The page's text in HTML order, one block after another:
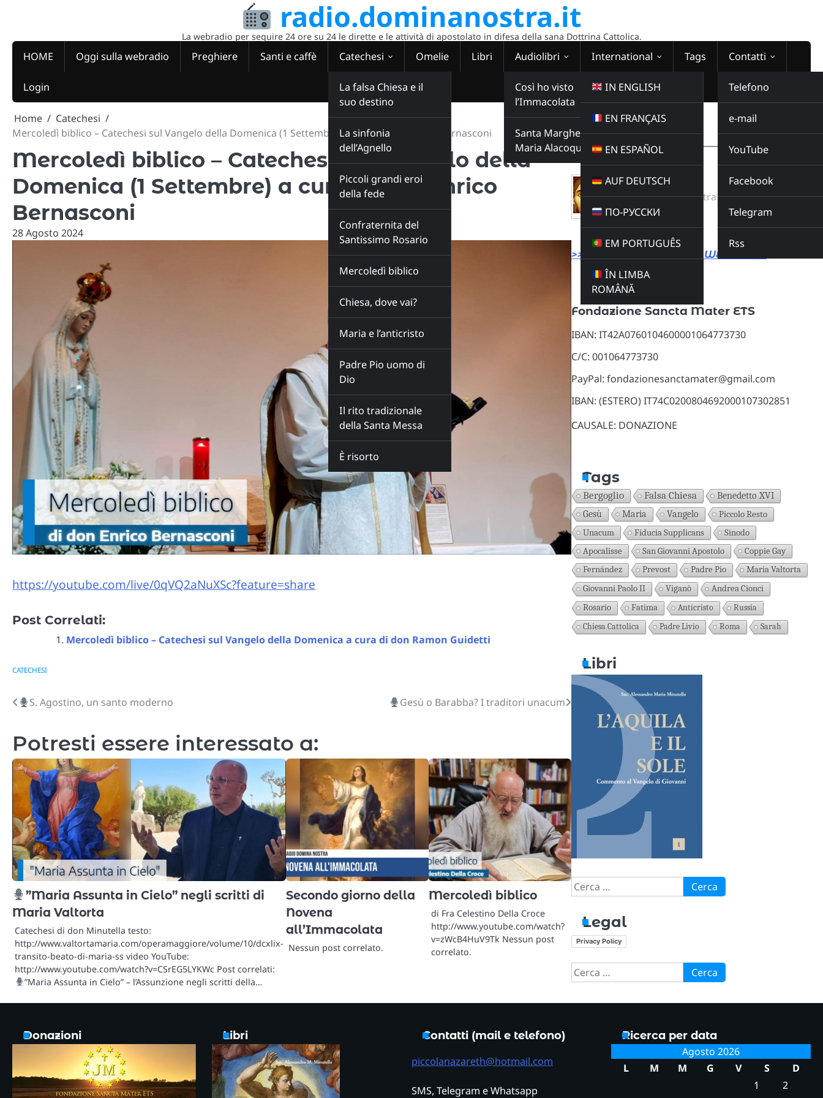
radio.dominanostra.it
La webradio per seguire 24 ore su 24 le dirette e le attività di apostolato in difesa della sana Dottrina Cattolica.
HOME Oggi sulla webradio Preghiere Santi e caffè Catechesi
La falsa Chiesa e il
suo destino
La sinfonia
dell’Agnello
Piccoli grandi eroi
della fede
Confraternita del
Santissimo Rosario
Mercoledì biblico
Chiesa, dove vai?
Maria e l’anticristo
Padre Pio uomo di
Dio
Il rito tradizionale
della Santa Messa
È risorto
Omelie Libri Audiolibri
Così ho visto
l’Immacolata
Santa Margherita
Maria Alacoque
International
IN ENGLISH
EN FRANÇAIS
EN ESPAÑOL
AUF DEUTSCH
ПО-РУССКИ
EM PORTUGUÊS
ÎN LIMBA
ROMÂNĂ
Tags Contatti
Telefono
e-mail
YouTube
Facebook
Telegram
Rss
Login
Home
Catechesi
Mercoledì biblico – Catechesi sul Vangelo della Domenica (1 Settembre) a cura di don Enrico Bernasconi
Mercoledì biblico – Catechesi sul Vangelo della
Domenica (1 Settembre) a cura di don Enrico
Bernasconi
28 Agosto 2024
https://youtube.com/live/0qVQ2aNuXSc?feature=share
Post Correlati:
Mercoledì biblico – Catechesi sul Vangelo della Domenica a cura di don Ramon Guidetti
CATECHESI
Navigazione
S. Agostino, un santo moderno Gesù o Barabba? I traditori unacum
Potresti essere interessato a:
”Maria Assunta in Cielo” negli scritti di
Maria Valtorta
Catechesi di don Minutella testo:
http://www.valtortamaria.com/operamaggiore/volume/10/dcxlix-
transito-beato-di-maria-ss video YouTube:
http://www.youtube.com/watch?v=CSrEG5LYKWc Post correlati:
”Maria Assunta in Cielo” – l’Assunzione negli scritti della…
Secondo giorno della
Novena
all’Immacolata
Nessun post correlato.
Mercoledì biblico
di Fra Celestino Della Croce
http://www.youtube.com/watch?
v=zWcB4HuV9Tk Nessun post
correlato.
WEBRADIO
00:00:00
CON TE MARIA
Radio Domina Nostra
MUSICA
Buy this album
>>> LINK DIRETTO ALLA WEBRADIO
Donazioni
Fondazione Sancta Mater ETS
IBAN: IT42A0760104600001064773730
C/C: 001064773730
PayPal: fondazionesanctamater@gmail.com
IBAN: (ESTERO) IT74C0200804692000107302851
CAUSALE: DONAZIONE
Tags
Bergoglio Falsa Chiesa Benedetto XVI
Gesù Maria Vangelo
Piccolo Resto
Unacum
Fiducia Supplicans
Sinodo
Apocalisse
San Giovanni Apostolo Coppie Gay
Fernández Prevost Padre Pio
Maria Valtorta
Giovanni Paolo II
Viganò
Andrea Cionci
Rosario
Fatima Anticristo
Russia
Chiesa Cattolica
Padre Livio Roma Sarah
Libri
Ricerca
per:
Legal
Privacy Policy
Ricerca
per:
Donazioni Libri
Contatti (mail e telefono)
piccolanazareth@hotmail.com
SMS, Telegram e Whatsapp
Ricerca per data
Agosto 2026
L
M M G V S
D
1
2